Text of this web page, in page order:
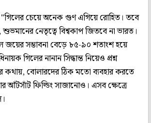
চেয়ে অনেক গুণ এগিয়ে রোহিত। তবে
নেতৃত্বে বিশ্বকাপ জিতবে না ভারত।
জয়ের সম্ভাবনা বেড়ে ৮৫-৯০ শতাংশ হয়ে
গিলের নানান সিদ্ধান্ত নিয়েও প্রশ্ন
কথায়, বোলারদের ঠিক মতো ব্যবহার করতে
আঁটসাঁট ফিল্ডিং সাজানোও। এসব ক্ষেত্রে